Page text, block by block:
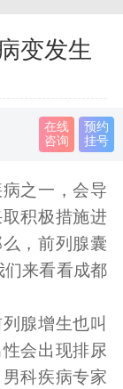
变发生
在线
咨询
预约
挂号
之一，会导
积极措施进
，前列腺囊
们来看看成都
腺增生也叫
会出现排尿
科疾病专家